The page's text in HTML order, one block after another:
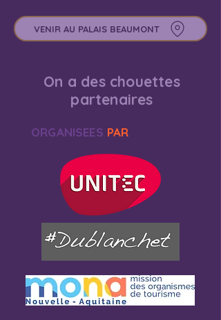
VENIR AU PALAIS BEAUMONT
On a des chouettes
partenaires
ORGANISEES PAR